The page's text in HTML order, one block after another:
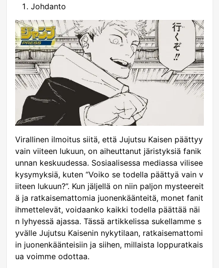
Johdanto
Virallinen ilmoitus siitä, että Jujutsu Kaisen päättyy
vain viiteen lukuun, on aiheuttanut järistyksiä fanik
unnan keskuudessa. Sosiaalisessa mediassa vilisee
kysymyksiä, kuten “Voiko se todella päättyä vain v
iiteen lukuun?”. Kun jäljellä on niin paljon mysteereit
ä ja ratkaisemattomia juonenkäänteitä, monet fanit
ihmettelevät, voidaanko kaikki todella päättää näi
n lyhyessä ajassa. Tässä artikkelissa sukellamme s
yvälle Jujutsu Kaisenin nykytilaan, ratkaisemattomi
in juonenkäänteisiin ja siihen, millaista loppuratkais
ua voimme odottaa.